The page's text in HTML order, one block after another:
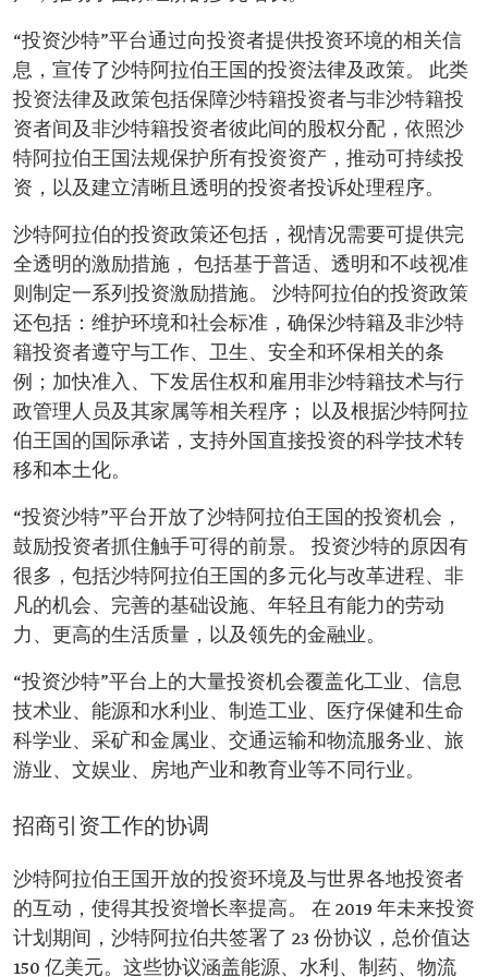
“投资沙特”平台通过向投资者提供投资环境的相关信
息，宣传了沙特阿拉伯王国的投资法律及政策。 此类
投资法律及政策包括保障沙特籍投资者与非沙特籍投
资者间及非沙特籍投资者彼此间的股权分配，依照沙
特阿拉伯王国法规保护所有投资资产，推动可持续投
资，以及建立清晰且透明的投资者投诉处理程序。
沙特阿拉伯的投资政策还包括，视情况需要可提供完
全透明的激励措施， 包括基于普适、透明和不歧视准
则制定一系列投资激励措施。 沙特阿拉伯的投资政策
还包括：维护环境和社会标准，确保沙特籍及非沙特
籍投资者遵守与工作、卫生、安全和环保相关的条
例；加快准入、下发居住权和雇用非沙特籍技术与行
政管理人员及其家属等相关程序； 以及根据沙特阿拉
伯王国的国际承诺，支持外国直接投资的科学技术转
移和本土化。
“投资沙特”平台开放了沙特阿拉伯王国的投资机会，
鼓励投资者抓住触手可得的前景。 投资沙特的原因有
很多，包括沙特阿拉伯王国的多元化与改革进程、非
凡的机会、完善的基础设施、年轻且有能力的劳动
力、更高的生活质量，以及领先的金融业。
“投资沙特”平台上的大量投资机会覆盖化工业、信息
技术业、能源和水利业、制造工业、医疗保健和生命
科学业、采矿和金属业、交通运输和物流服务业、旅
游业、文娱业、房地产业和教育业等不同行业。
招商引资工作的协调
沙特阿拉伯王国开放的投资环境及与世界各地投资者
的互动，使得其投资增长率提高。 在 2019 年未来投资
计划期间，沙特阿拉伯共签署了 23 份协议，总价值达
150 亿美元。这些协议涵盖能源、水利、制药、物流